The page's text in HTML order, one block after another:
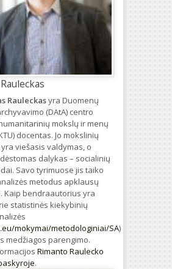
Rauleckasyra Duomenų
(DAtA) centro
mokslų ir menų
docentas. Jo mokslinių
viešasis valdymas, o
dalykas – socialinių
Savo tyrimuose jis taiko
metodus apklausų
Kaip bendraautorius yra
statistinės kiekybinių
mokymai/metodologiniai/SA)
medžiagos parengimo.
Rimanto Raulecko
.